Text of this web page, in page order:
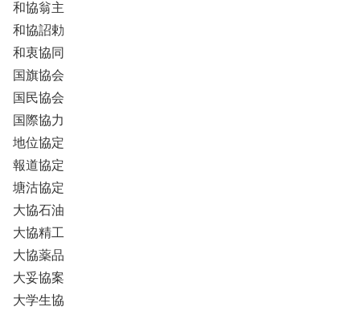
和協翁主
和協詔勅
和衷協同
国旗協会
国民協会
国際協力
地位協定
報道協定
塘沽協定
大協石油
大協精工
大協薬品
大妥協案
大学生協